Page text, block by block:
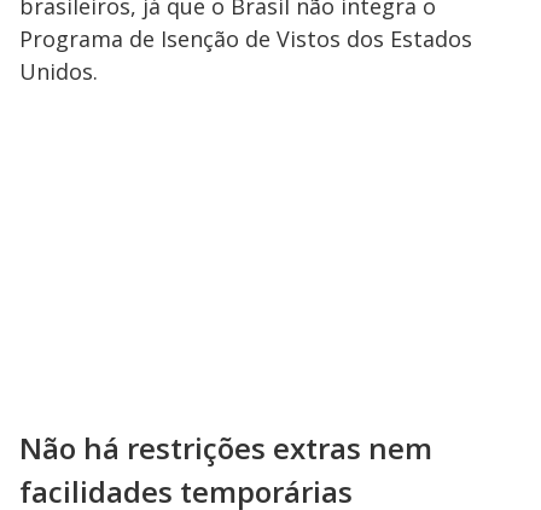
Programa de Isenção de Vistos dos Estados
Unidos.
Não há restrições extras nem
facilidades temporárias